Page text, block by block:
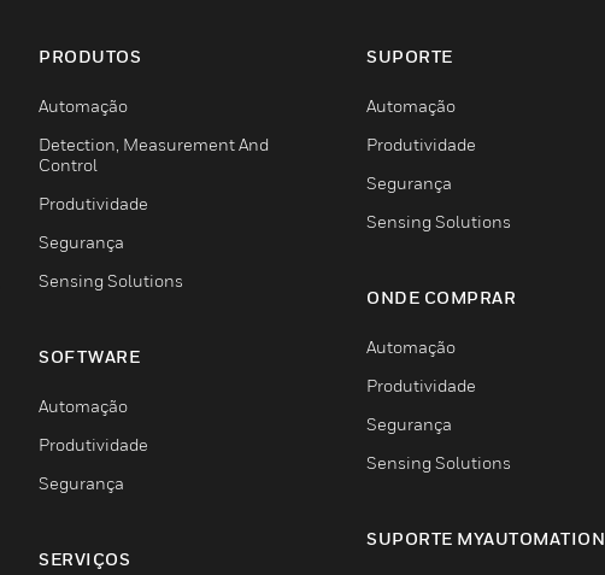
PRODUTOS
Automação
Detection, Measurement And
Control
Produtividade
Segurança
Sensing Solutions
SOFTWARE
Automação
Produtividade
Segurança
SERVIÇOS
SUPORTE
Automação
Produtividade
Segurança
Sensing Solutions
ONDE COMPRAR
Automação
Produtividade
Segurança
Sensing Solutions
SUPORTE MYAUTOMATION